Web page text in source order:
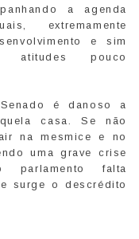
a agenda
extremamente
e sim
atitudes pouco
é danoso a
casa. Se não
na mesmice e no
uma grave crise
parlamento falta
surge o descrédito